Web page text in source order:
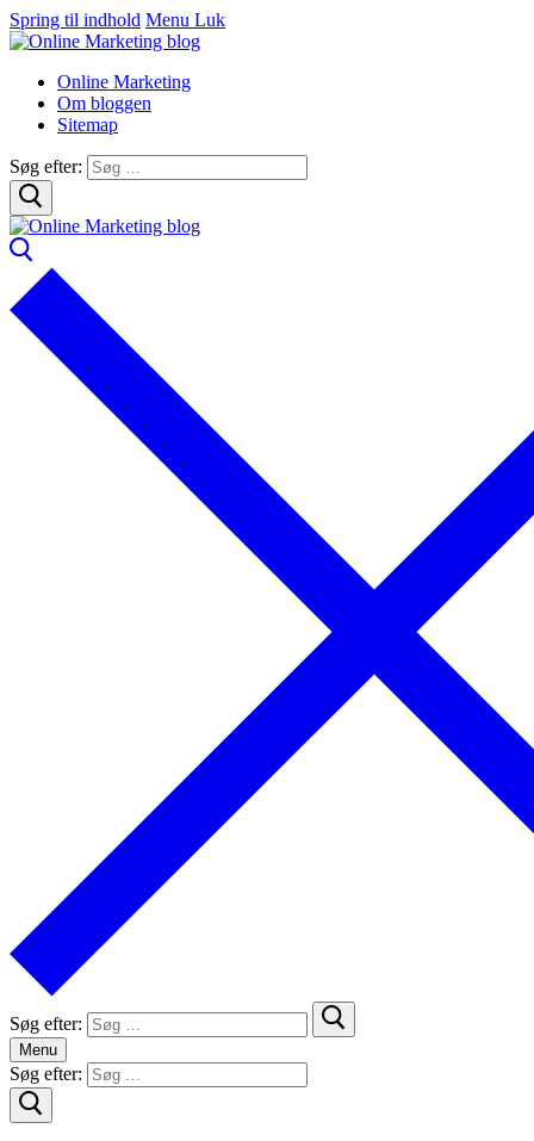
Spring til indhold Menu Luk
Online Marketing
Om bloggen
Sitemap
Søg efter:
Søg efter:
Menu
Søg efter: